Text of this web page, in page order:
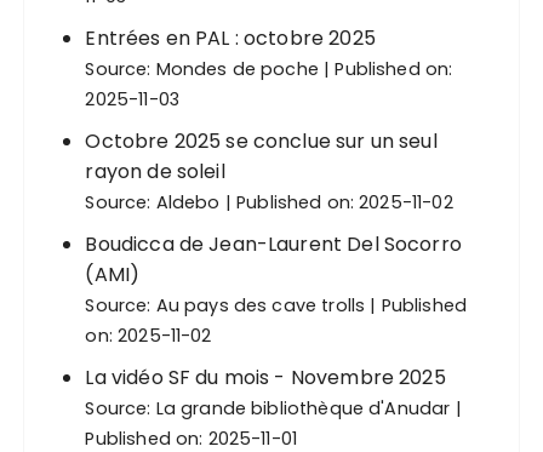
Entrées en PAL : octobre 2025
Source: Mondes de poche
Published on:
2025-11-03
Octobre 2025 se conclue sur un seul
rayon de soleil
Source: Aldebo Published on: 2025-11-02
Boudicca de Jean-Laurent Del Socorro
(AMI)
Source: Au pays des cave trolls
Published
on: 2025-11-02
La vidéo SF du mois - Novembre 2025
Source: La grande bibliothèque d'Anudar
Published on: 2025-11-01